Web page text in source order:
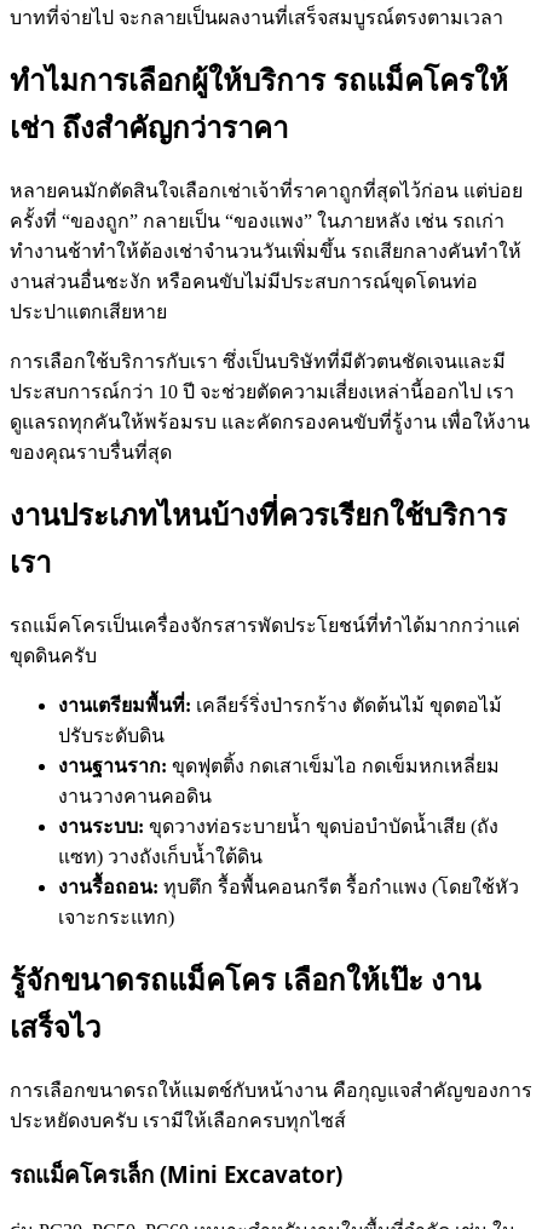
บาทที่จ่ายไป จะกลายเป็นผลงานที่เสร็จสมบูรณ์ตรงตามเวลา
ทำไมการเลือกผู้ให้บริการ รถแม็คโครให้
เช่า ถึงสำคัญกว่าราคา
หลายคนมักตัดสินใจเลือกเช่าเจ้าที่ราคาถูกที่สุดไว้ก่อน แต่บ่อย
ครั้งที่ “ของถูก” กลายเป็น “ของแพง” ในภายหลัง เช่น รถเก่า
ทำงานช้าทำให้ต้องเช่าจำนวนวันเพิ่มขึ้น รถเสียกลางคันทำให้
งานส่วนอื่นชะงัก หรือคนขับไม่มีประสบการณ์ขุดโดนท่อ
ประปาแตกเสียหาย
การเลือกใช้บริการกับเรา ซึ่งเป็นบริษัทที่มีตัวตนชัดเจนและมี
ประสบการณ์กว่า 10 ปี จะช่วยตัดความเสี่ยงเหล่านี้ออกไป เรา
ดูแลรถทุกคันให้พร้อมรบ และคัดกรองคนขับที่รู้งาน เพื่อให้งาน
ของคุณราบรื่นที่สุด
งานประเภทไหนบ้างที่ควรเรียกใช้บริการ
เรา
รถแม็คโครเป็นเครื่องจักรสารพัดประโยชน์ที่ทำได้มากกว่าแค่
ขุดดินครับ
งานเตรียมพื้นที่: เคลียร์ริ่งป่ารกร้าง ตัดต้นไม้ ขุดตอไม้
ปรับระดับดิน
งานฐานราก: ขุดฟุตติ้ง กดเสาเข็มไอ กดเข็มหกเหลี่ยม
งานวางคานคอดิน
งานระบบ: ขุดวางท่อระบายน้ำ ขุดบ่อบำบัดน้ำเสีย (ถัง
แซท) วางถังเก็บน้ำใต้ดิน
งานรื้อถอน: ทุบตึก รื้อพื้นคอนกรีต รื้อกำแพง (โดยใช้หัว
เจาะกระแทก)
รู้จักขนาดรถแม็คโคร เลือกให้เป๊ะ งาน
เสร็จไว
การเลือกขนาดรถให้แมตช์กับหน้างาน คือกุญแจสำคัญของการ
ประหยัดงบครับ เรามีให้เลือกครบทุกไซส์
รถแม็คโครเล็ก (Mini Excavator)